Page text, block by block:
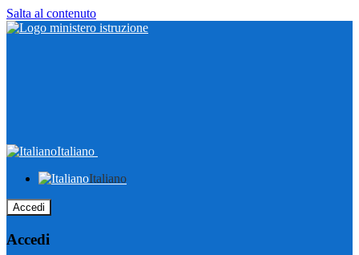
Salta al contenuto
Italiano
Italiano
Accedi
Accedi